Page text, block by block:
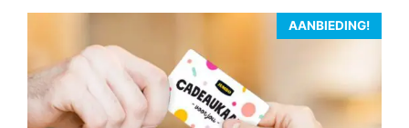
AANBIEDING!